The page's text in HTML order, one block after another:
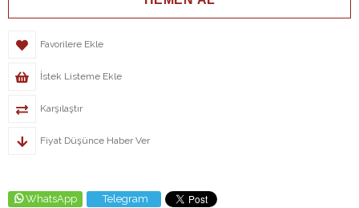
Favorilere Ekle
İstek Listeme Ekle
Karşılaştır
Fiyat Düşünce Haber Ver
WhatsApp Telegram